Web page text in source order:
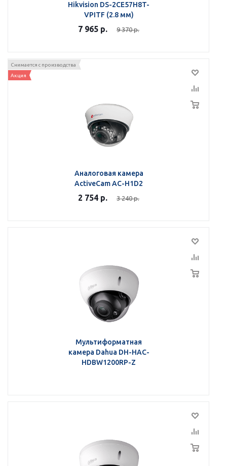
Hikvision DS-2CE57H8T-
VPITF (2.8 мм)
7 965 р. 9 370р.
Снимается с производства
Акция
Аналоговая камера
ActiveCam AC-H1D2
2 754 р. 3 240р.
Мультиформатная
камера Dahua DH-HAC-
HDBW1200RP-Z